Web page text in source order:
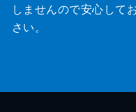
しませんので安心して
さい。